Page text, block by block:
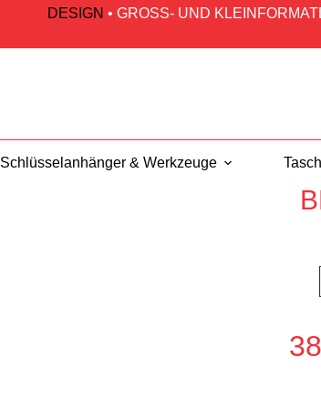
DESIGN • GROSS- UND
Schlüsselanhänger & Werkzeuge